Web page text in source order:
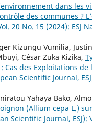
dans les
des communes ?
20 No. 15 (2024): ESJ
Kizungu Vumilia,
César Zuka Kizika,
des Exploitations
Scientific Journal,
Yahaya Bako,
(Allium cepa L.)
Scientific Journal, ESJ):